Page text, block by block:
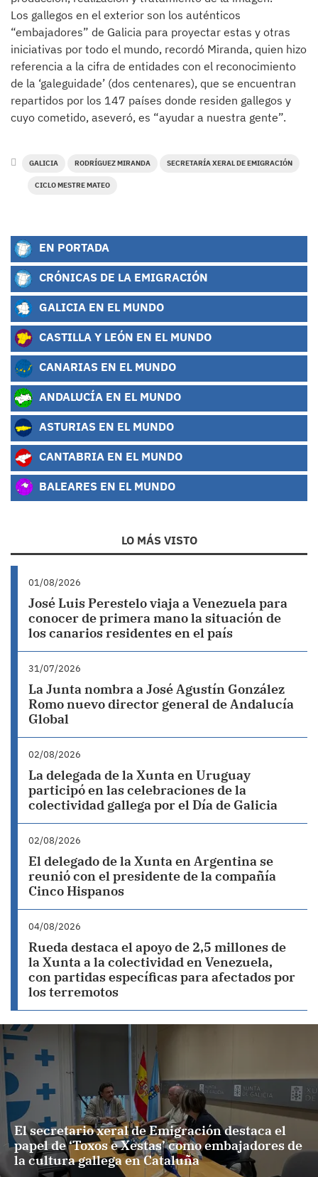
Los gallegos en el exterior son los auténticos
“embajadores” de Galicia para proyectar estas y otras
iniciativas por todo el mundo, recordó Miranda, quien hizo
referencia a la cifra de entidades con el reconocimiento
de la ‘galeguidade’ (dos centenares), que se encuentran
repartidos por los 147 países donde residen gallegos y
cuyo cometido, aseveró, es “ayudar a nuestra gente”.
GALICIA RODRÍGUEZ MIRANDA SECRETARÍA XERAL DE EMIGRACIÓN
CICLO MESTRE MATEO
EN PORTADA
CRÓNICAS DE LA EMIGRACIÓN
GALICIA EN EL MUNDO
CASTILLA Y LEÓN EN EL MUNDO
CANARIAS EN EL MUNDO
ANDALUCÍA EN EL MUNDO
ASTURIAS EN EL MUNDO
CANTABRIA EN EL MUNDO
BALEARES EN EL MUNDO
LO MÁS VISTO
01/08/2026
José Luis Perestelo viaja a Venezuela para
conocer de primera mano la situación de
los canarios residentes en el país
31/07/2026
La Junta nombra a José Agustín González
Romo nuevo director general de Andalucía
Global
02/08/2026
La delegada de la Xunta en Uruguay
participó en las celebraciones de la
colectividad gallega por el Día de Galicia
02/08/2026
El delegado de la Xunta en Argentina se
reunió con el presidente de la compañía
Cinco Hispanos
04/08/2026
Rueda destaca el apoyo de 2,5 millones de
la Xunta a la colectividad en Venezuela,
con partidas específicas para afectados por
los terremotos
El secretario xeral de Emigración destaca el
papel de ‘Toxos e Xestas’ como embajadores de
la cultura gallega en Cataluña